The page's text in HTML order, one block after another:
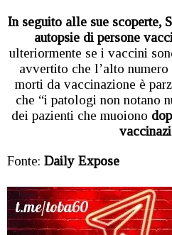
In seguito alle sue scoperte,
autopsie di persone
ulteriormente se i vaccini
avvertito che l’alto
morti da vaccinazione è
che “i patologi non notano
dei pazienti che muoiono
Fonte: Daily Expose